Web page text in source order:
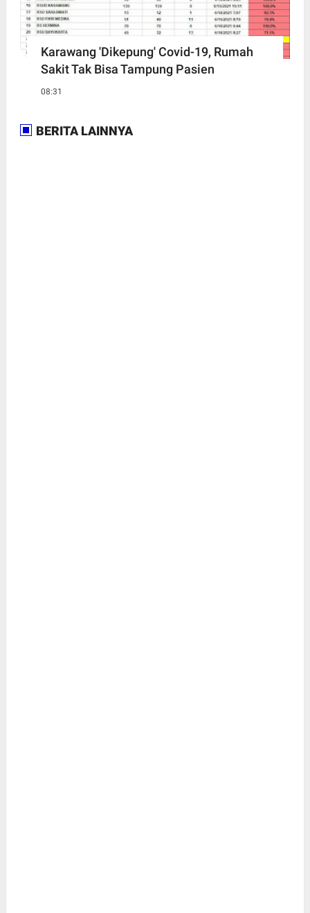
Karawang 'Dikepung' Covid-19, Rumah
Sakit Tak Bisa Tampung Pasien
08:31
BERITA LAINNYA